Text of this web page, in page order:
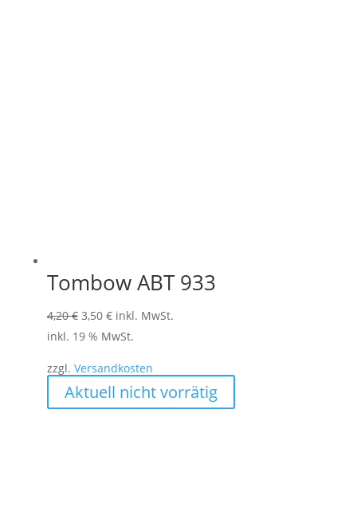
Tombow ABT 933
4,20€ Ursprünglicher
Preis
4,20 €
3,50 €Aktueller
Preis
3,50 €.
inkl. MwSt.
inkl. 19 % MwSt.
zzgl. Versandkosten
Aktuell nicht vorrätig